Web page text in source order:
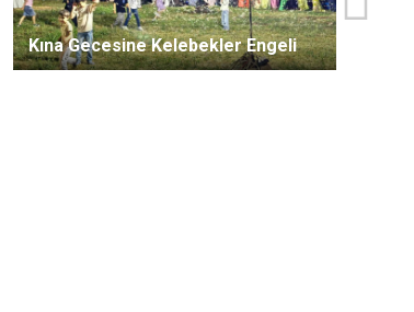
Kına Gecesine Kelebekler Engeli